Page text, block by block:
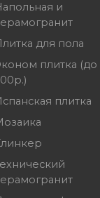
и
для пола
плитка (до
плитка